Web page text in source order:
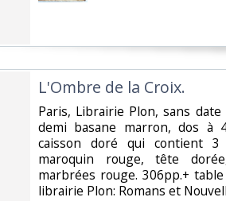
‎L'Ombre de la Croix.‎
‎Paris, Librairie Plon, sans
demi basane marron, dos
caisson doré qui contient
maroquin rouge, tête
marbrées rouge. 306pp.+
librairie Plon: Romans et